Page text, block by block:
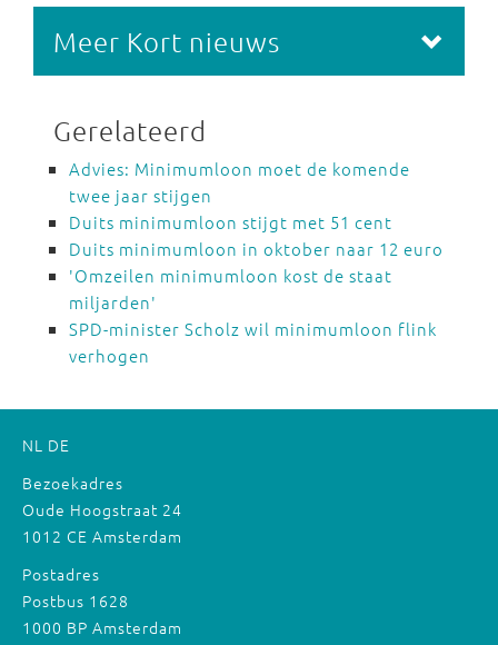
Meer Kort nieuws
Gerelateerd
Advies: Minimumloon moet de komende
twee jaar stijgen
Duits minimumloon stijgt met 51 cent
Duits minimumloon in oktober naar 12 euro
'Omzeilen minimumloon kost de staat
miljarden'
SPD-minister Scholz wil minimumloon flink
verhogen
NL DE
Bezoekadres
Oude Hoogstraat 24
1012 CE Amsterdam
Postadres
Postbus 1628
1000 BP Amsterdam